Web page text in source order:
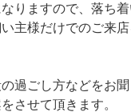
りますので、落ち
主様だけでのご来
過ごし方などをお
させて頂きます。